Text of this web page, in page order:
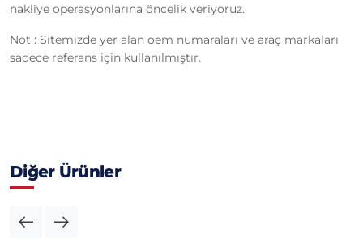
nakliye operasyonlarına öncelik veriyoruz.
Not : Sitemizde yer alan oem numaraları ve araç markaları
sadece referans için kullanılmıştır.
Diğer Ürünler